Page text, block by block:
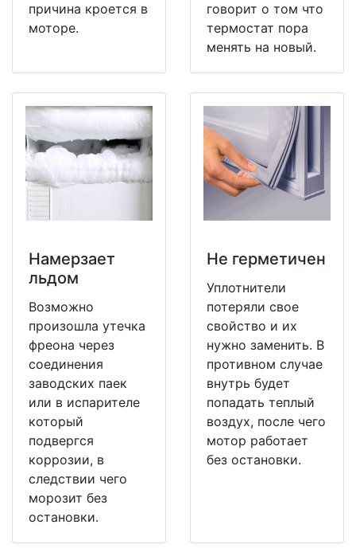
причина кроется в
моторе.
говорит о том что
термостат пора
менять на новый.
Намерзает
льдом
Возможно
произошла утечка
фреона через
соединения
заводских паек
или в испарителе
который
подвергся
коррозии, в
следствии чего
морозит без
остановки.
Не герметичен
Уплотнители
потеряли свое
свойство и их
нужно заменить. В
противном случае
внутрь будет
попадать теплый
воздух, после чего
мотор работает
без остановки.